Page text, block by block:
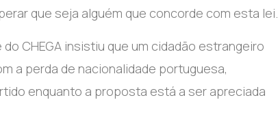
que seja alguém que concorde com esta lei.
CHEGA insistiu que um cidadão estrangeiro
a perda de nacionalidade portuguesa,
enquanto a proposta está a ser apreciada